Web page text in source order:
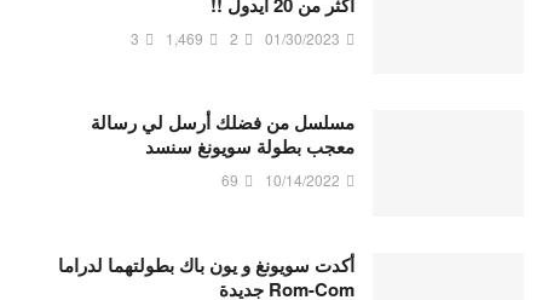
01/30/2023
2
1,469
3
مسلسل من فضلك أرسل لي رسالة
معجب بطولة سويونغ سنسد
10/14/2022
69
أكدت سويونغ و يون باك بطولتهما لدراما
Rom-Com جديدة